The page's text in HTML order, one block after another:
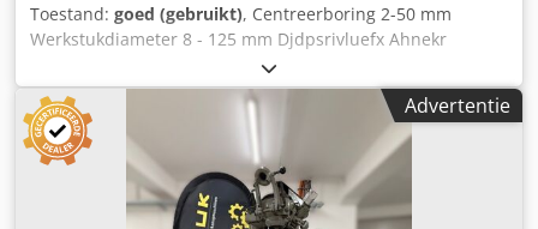
Toestand: goed (gebruikt), Centreerboring 2-50 mm
Werkstukdiameter 8 - 125 mm Djdpsrivluefx Ahnekr
Werkstuklengte 50 - 1000 mm Toerental slijpschijf 13'000-
45'000 tpm Diverse accessoires MARCELS MACHINES AG
Advertentie